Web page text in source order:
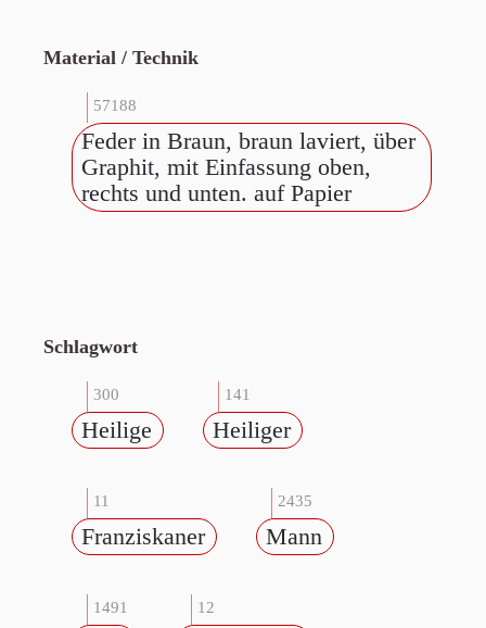
Material / Technik
57188
Feder in Braun, braun laviert, über
Graphit, mit Einfassung oben,
rechts und unten. auf Papier
Schlagwort
300
Heilige
141
Heiliger
11
Franziskaner
2435
Mann
1491 12